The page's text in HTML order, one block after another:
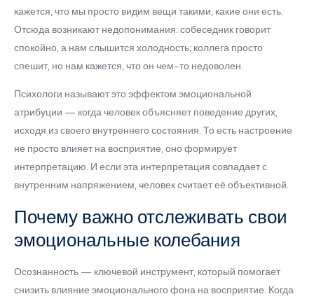
кажется, что мы просто видим вещи такими, какие они есть.
Отсюда возникают недопонимания: собеседник говорит
спокойно, а нам слышится холодность; коллега просто
спешит, но нам кажется, что он чем-то недоволен.
Психологи называют это эффектом эмоциональной
атрибуции — когда человек объясняет поведение других,
исходя из своего внутреннего состояния. То есть настроение
не просто влияет на восприятие, оно формирует
интерпретацию. И если эта интерпретация совпадает с
внутренним напряжением, человек считает её объективной.
Почему важно отслеживать свои
эмоциональные колебания
Осознанность — ключевой инструмент, который помогает
снизить влияние эмоционального фона на восприятие. Когда